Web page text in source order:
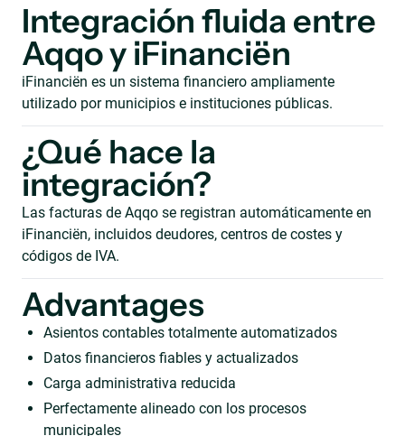
Integración fluida entre
Aqqo y iFinanciën
iFinanciën es un sistema financiero ampliamente
utilizado por municipios e instituciones públicas.
¿Qué hace la
integración?
Las facturas de Aqqo se registran automáticamente en
iFinanciën, incluidos deudores, centros de costes y
códigos de IVA.
Advantages
Asientos contables totalmente automatizados
Datos financieros fiables y actualizados
Carga administrativa reducida
Perfectamente alineado con los procesos
municipales